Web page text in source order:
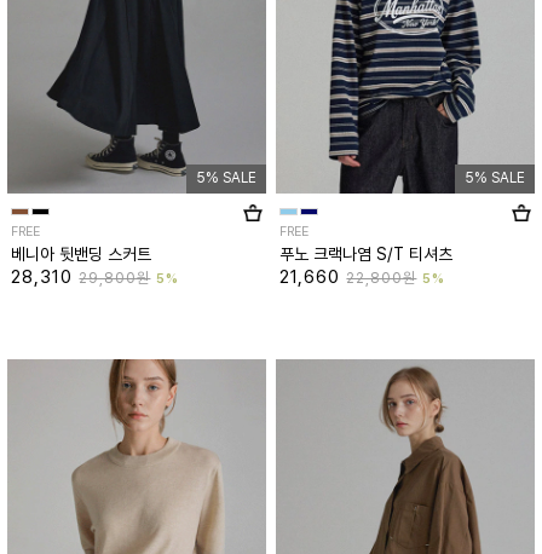
5% SALE
FREE
베니아 뒷밴딩 스커트
28,31029,800원 5%
5% SALE
FREE
푸노 크랙나염 S/T 티셔츠
21,66022,800원 5%